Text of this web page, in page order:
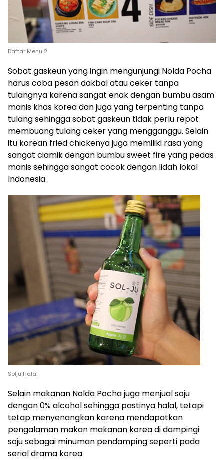
Daftar Menu 2
Sobat gaskeun yang ingin mengunjungi Nolda Pocha
harus coba pesan dakbal atau ceker tanpa
tulangnya karena sangat enak dengan bumbu asam
manis khas korea dan juga yang terpenting tanpa
tulang sehingga sobat gaskeun tidak perlu repot
membuang tulang ceker yang mengganggu. Selain
itu korean fried chickenya juga memiliki rasa yang
sangat ciamik dengan bumbu sweet fire yang pedas
manis sehingga sangat cocok dengan lidah lokal
Indonesia.
Solju Halal
Selain makanan Nolda Pocha juga menjual soju
dengan 0% alcohol sehingga pastinya halal, tetapi
tetap menyenangkan karena mendapatkan
pengalaman makan makanan korea di dampingi
soju sebagai minuman pendamping seperti pada
serial drama korea.